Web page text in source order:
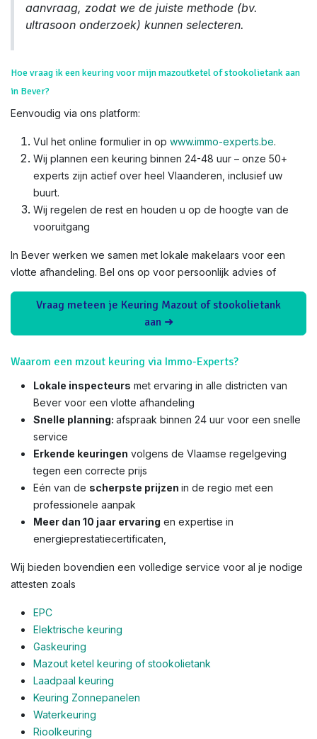
aanvraag, zodat we de juiste methode (bv.
ultrasoon onderzoek) kunnen selecteren.
Hoe vraag ik een keuring voor mijn mazoutketel of stookolietank aan
in Bever?
Eenvoudig via ons platform:
Vul het online formulier in op www.immo-experts.be.
Wij plannen een keuring binnen 24-48 uur – onze 50+
experts zijn actief over heel Vlaanderen, inclusief uw
buurt.
Wij regelen de rest en houden u op de hoogte van de
vooruitgang
In Bever werken we samen met lokale makelaars voor een
vlotte afhandeling. Bel ons op voor persoonlijk advies of
Vraag meteen je Keuring Mazout of stookolietank
aan ➜
Waarom een mzout keuring via Immo-Experts?
Lokale inspecteurs met ervaring in alle districten van
Bever voor een vlotte afhandeling
Snelle planning: afspraak binnen 24 uur voor een snelle
service
Erkende keuringen volgens de Vlaamse regelgeving
tegen een correcte prijs
Eén van de scherpste prijzen in de regio met een
professionele aanpak
Meer dan 10 jaar ervaring en expertise in
energieprestatiecertificaten,
Wij bieden bovendien een volledige service voor al je nodige
attesten zoals
EPC
Elektrische keuring
Gaskeuring
Mazout ketel keuring of stookolietank
Laadpaal keuring
Keuring Zonnepanelen
Waterkeuring
Rioolkeuring